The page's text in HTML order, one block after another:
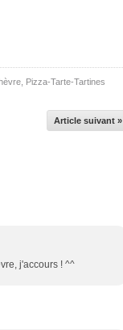
Pizza-Tarte-Tartines
Article suivant »
j'accours ! ^^